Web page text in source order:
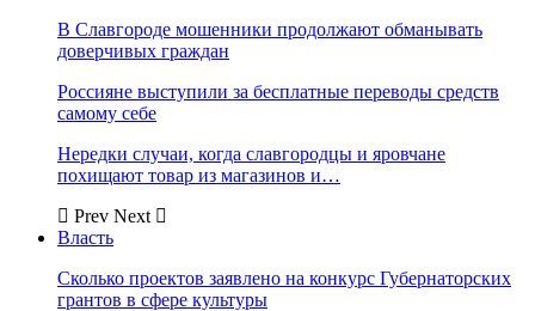
В Славгороде мошенники продолжают обманывать
доверчивых граждан
Россияне выступили за бесплатные переводы средств
самому себе
Нередки случаи, когда славгородцы и яровчане
похищают товар из магазинов и…
Prev Next
Власть
Сколько проектов заявлено на конкурс Губернаторских
грантов в сфере культуры